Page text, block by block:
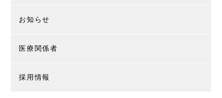
お知らせ
医療関係者
採用情報